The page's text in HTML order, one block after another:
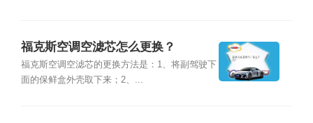
福克斯空调空滤芯怎么更换？
福克斯空调空滤芯的更换方法是：1、将副驾驶下
面的保鲜盒外壳取下来；2、...